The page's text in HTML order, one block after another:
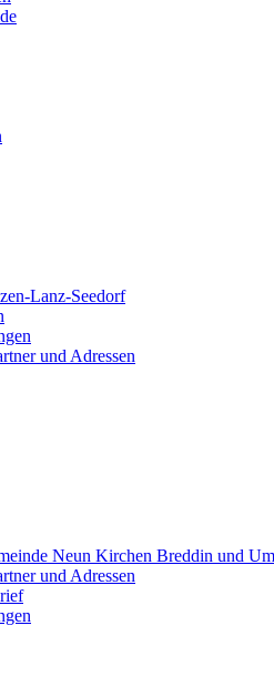
Lanz-Seedorf
und Adressen
Neun Kirchen Breddin und
und Adressen